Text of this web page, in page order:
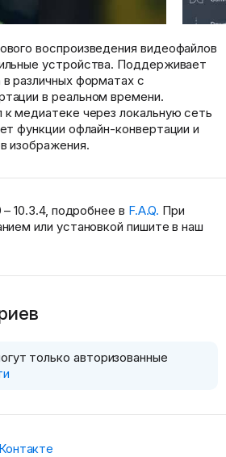
воспроизведения видеофайлов
устройства. Поддерживает
различных форматах с
в реальном времени.
медиатеке через локальную сеть
функции офлайн-конвертации и
изображения.
10.3.4, подробнее в F.A.Q. При
или установкой пишите в наш
только авторизованные